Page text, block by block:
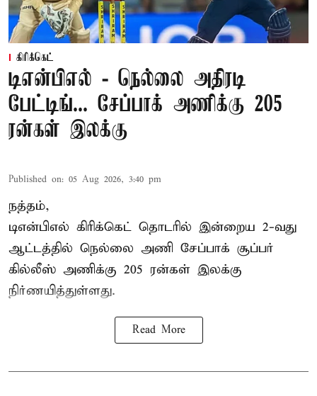
கிரிக்கெட்
டிஎன்பிஎல் - நெல்லை அதிரடி
பேட்டிங்... சேப்பாக் அணிக்கு 205
ரன்கள் இலக்கு
Published on: 05 Aug 2026, 3:40 pm
நத்தம்,
டிஎன்பிஎல் கிரிக்கெட் தொடரில் இன்றைய 2-வது
ஆட்டத்தில் நெல்லை அணி சேப்பாக் சூப்பர்
கில்லீஸ் அணிக்கு 205 ரன்கள் இலக்கு
நிர்ணயித்துள்ளது.
Read More